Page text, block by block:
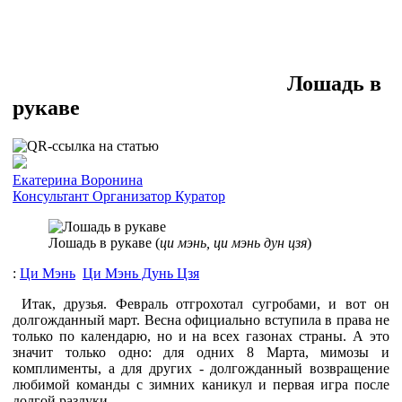
Лошадь в
рукаве
Екатерина Воронина
Консультант Организатор Куратор
Лошадь в рукаве (ци мэнь, ци мэнь дун цзя)
: Ци Мэнь Ци Мэнь Дунь Цзя
Итак, друзья. Февраль отгрохотал сугробами, и вот он
долгожданный март. Весна официально вступила в права не
только по календарю, но и на всех газонах страны. А это
значит только одно: для одних 8 Марта, мимозы и
комплименты, а для других - долгожданный возвращение
любимой команды с зимних каникул и первая игра после